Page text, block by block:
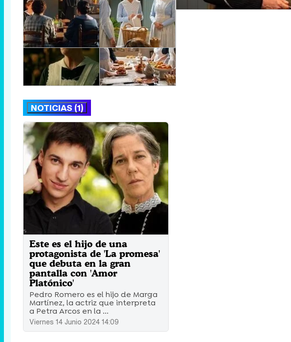
NOTICIAS (1)
Este es el hijo de una
protagonista de 'La promesa'
que debuta en la gran
pantalla con 'Amor
Platónico'
Pedro Romero es el hijo de Marga
Martínez, la actriz que interpreta
a Petra Arcos en la ...
Viernes 14 Junio 2024 14:09